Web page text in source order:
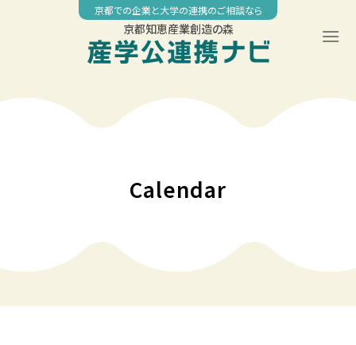
京都での企業と大学の連携のご相談なら
京都知恵産業創造の森
Calendar
04:00